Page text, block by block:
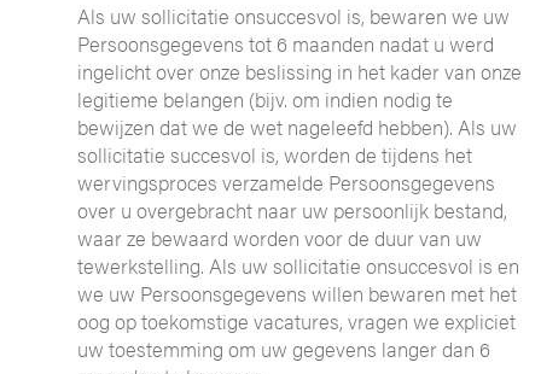
Als uw sollicitatie onsuccesvol is, bewaren we uw
Persoonsgegevens tot 6 maanden nadat u werd
ingelicht over onze beslissing in het kader van onze
legitieme belangen (bijv. om indien nodig te
bewijzen dat we de wet nageleefd hebben). Als uw
sollicitatie succesvol is, worden de tijdens het
wervingsproces verzamelde Persoonsgegevens
over u overgebracht naar uw persoonlijk bestand,
waar ze bewaard worden voor de duur van uw
tewerkstelling. Als uw sollicitatie onsuccesvol is en
we uw Persoonsgegevens willen bewaren met het
oog op toekomstige vacatures, vragen we expliciet
uw toestemming om uw gegevens langer dan 6